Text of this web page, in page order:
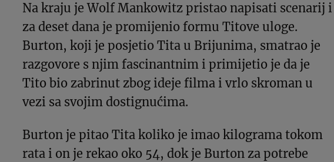
Na kraju je Wolf Mankowitz pristao napisati scenarij i
za deset dana je promijenio formu Titove uloge.
Burton, koji je posjetio Tita u Brijunima, smatrao je
razgovore s njim fascinantnim i primijetio je da je
Tito bio zabrinut zbog ideje filma i vrlo skroman u
vezi sa svojim dostignućima.
Burton je pitao Tita koliko je imao kilograma tokom
rata i on je rekao oko 54, dok je Burton za potrebe